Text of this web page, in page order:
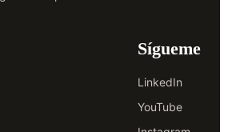
Sígueme
LinkedIn
YouTube